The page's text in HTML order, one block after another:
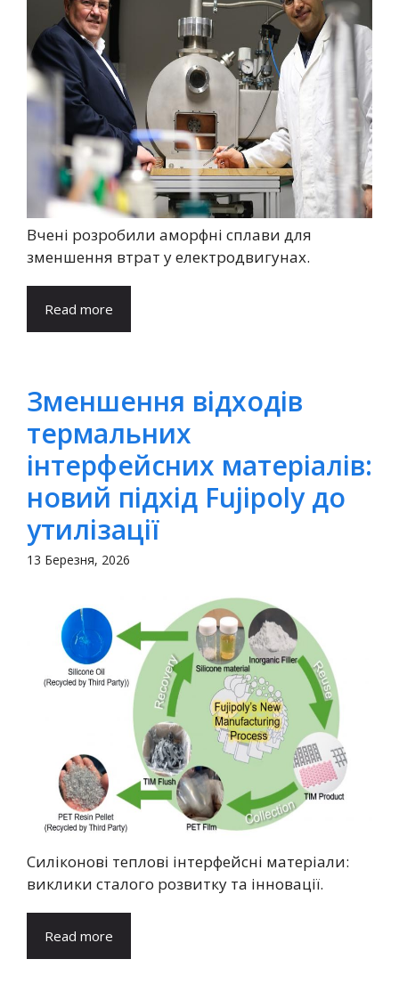
Вчені розробили аморфні сплави для
зменшення втрат у електродвигунах.
Read more
Зменшення відходів
термальних
інтерфейсних матеріалів:
новий підхід Fujipoly до
утилізації
13 Березня, 2026
Силіконові теплові інтерфейсні матеріали:
виклики сталого розвитку та інновації.
Read more